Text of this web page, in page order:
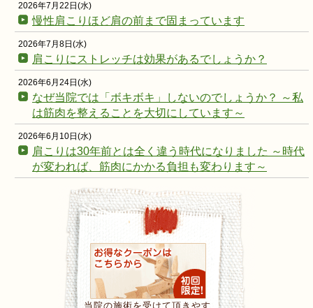
2026年7月22日(水)
慢性肩こりほど肩の前まで固まっています
2026年7月8日(水)
肩こりにストレッチは効果があるでしょうか？
2026年6月24日(水)
なぜ当院では「ボキボキ」しないのでしょうか？ ～私
は筋肉を整えることを大切にしています～
2026年6月10日(水)
肩こりは30年前とは全く違う時代になりました ～時代
が変われば、筋肉にかかる負担も変わります～
当院の施術を受けて頂きやす